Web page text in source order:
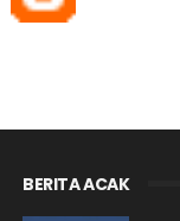
BERITA ACAK